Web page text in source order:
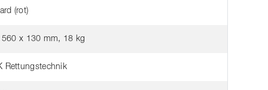
(rot)
x 130 mm, 18 kg
Rettungstechnik